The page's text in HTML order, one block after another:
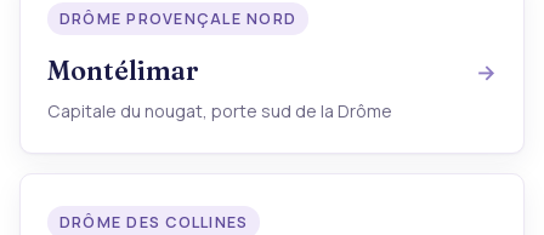
DRÔME PROVENÇALE NORD
Montélimar
Capitale du nougat, porte sud de la Drôme
DRÔME DES COLLINES